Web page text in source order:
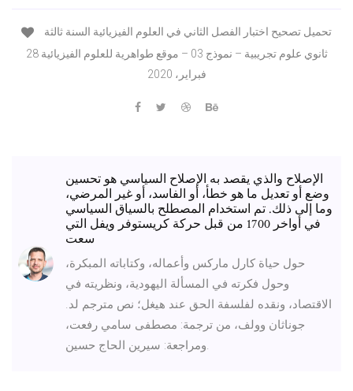
ثانوي علوم تجريبية – نموذج 03 – موقع طواهرية للعلوم الفيزيائية 28
فبراير، 2020
الإصلاح والذي يقصد به الإصلاح السياسي هو تحسين
وضع أو تعديل ما هو خطأ، أو الفاسد، أو غير المرضي،
وما إلى ذلك. تم استخدام المصطلح بالسياق السياسي
في أواخر 1700 من قبل حركة كريستوفر ويفل التي
سعت
حول حياة كارل ماركس وأعماله، وكتاباته المبكرة،
وحول فكرته في المسألة اليهودية، ونظريته في
الاقتصاد، ونقده لفلسفة الحق عند هيغل؛ نص مترجم لد.
جوناثان وولف، من ترجمة: مصطفى سامي رفعت،
ومراجعة: سيرين الحاج حسين.